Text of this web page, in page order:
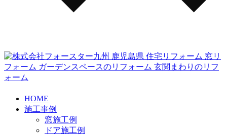
HOME
施工事例
窓施工例
ドア施工例